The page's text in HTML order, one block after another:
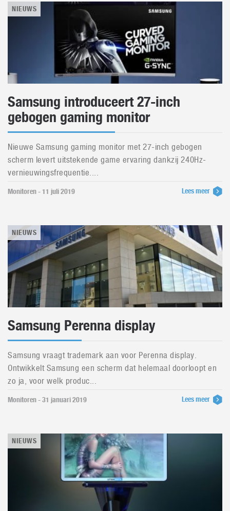
NIEUWS
Samsung introduceert 27-inch
gebogen gaming monitor
Nieuwe Samsung gaming monitor met 27-inch gebogen
scherm levert uitstekende game ervaring dankzij 240Hz-
vernieuwingsfrequentie....
Monitoren - 11 juli 2019 Lees meer
NIEUWS
Samsung Perenna display
Samsung vraagt trademark aan voor Perenna display.
Ontwikkelt Samsung een scherm dat helemaal doorloopt en
zo ja, voor welk produc...
Monitoren - 31 januari 2019 Lees meer
NIEUWS